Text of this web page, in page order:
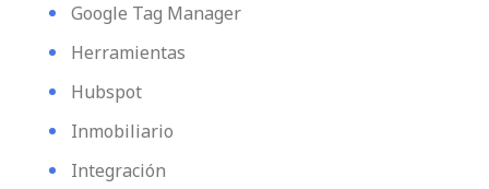
Google Tag Manager
Herramientas
Hubspot
Inmobiliario
Integración